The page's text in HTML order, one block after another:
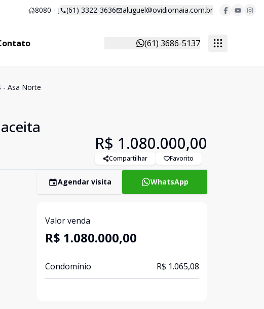
8080 - J (61) 3322-3636 aluguel@ovidiomaia.com.br
(61) 3686-5137
- Asa Norte
R$ 1.080.000,00
Compartilhar Favorito
Agendar visita WhatsApp
Valor venda
R$ 1.080.000,00
Condomínio R$ 1.065,08